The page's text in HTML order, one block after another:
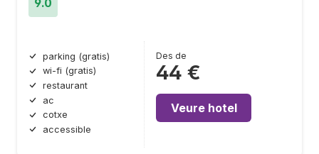
parking (gratis)
wi-fi (gratis)
restaurant
ac
cotxe
accessible
Des de
44 €
Veure hotel